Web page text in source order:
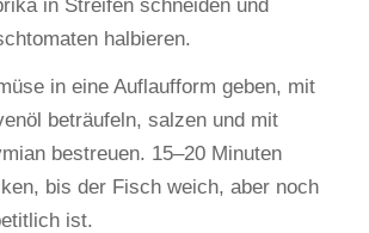
in Streifen schneiden und
halbieren.
in eine Auflaufform geben, mit
beträufeln, salzen und mit
bestreuen. 15–20 Minuten
bis der Fisch weich, aber noch
ist.